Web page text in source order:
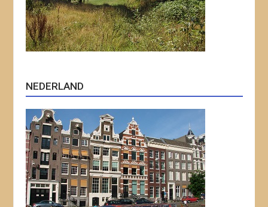
NEDERLAND